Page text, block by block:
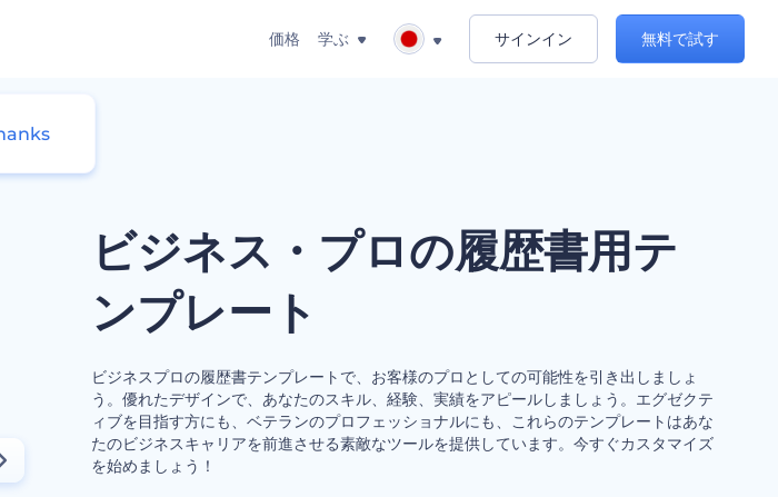
価格 学ぶ サインイン 無料で試す
ビジネス・プロの履歴書用テ
ンプレート
ビジネスプロの履歴書テンプレートで、お客様のプロとしての可能性を引き出しましょ
う。優れたデザインで、あなたのスキル、経験、実績をアピールしましょう。エグゼクテ
ィブを目指す方にも、ベテランのプロフェッショナルにも、これらのテンプレートはあな
たのビジネスキャリアを前進させる素敵なツールを提供しています。今すぐカスタマイズ
を始めましょう！